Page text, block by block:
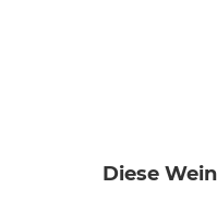
Diese